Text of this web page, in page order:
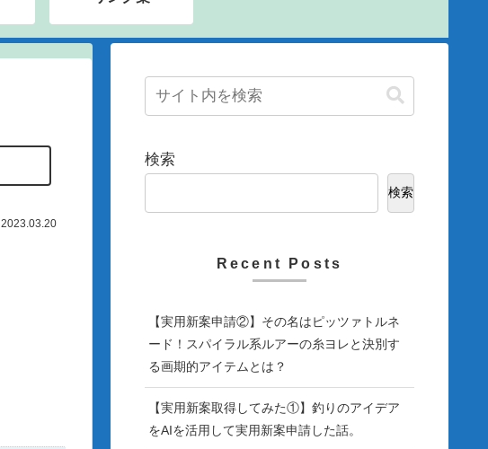
2023.03.20
検索
検索
Recent Posts
【実用新案申請②】その名はピッツァトルネ
ード！スパイラル系ルアーの糸ヨレと決別す
る画期的アイテムとは？
【実用新案取得してみた①】釣りのアイデア
をAIを活用して実用新案申請した話。